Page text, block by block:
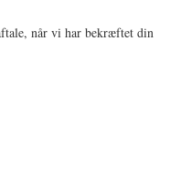
når vi har bekræftet din